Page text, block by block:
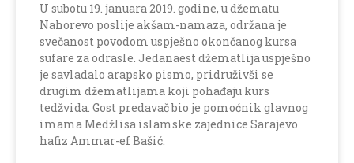
U subotu 19. januara 2019. godine, u džematu
Nahorevo poslije akšam-namaza, održana je
svečanost povodom uspješno okončanog kursa
sufare za odrasle. Jedanaest džematlija uspješno
je savladalo arapsko pismo, pridruživši se
drugim džematlijama koji pohađaju kurs
tedžvida. Gost predavač bio je pomoćnik glavnog
imama Medžlisa islamske zajednice Sarajevo
hafiz Ammar-ef Bašić.